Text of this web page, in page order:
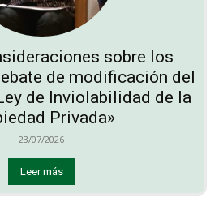
sobre los
de modificación del
de Inviolabilidad de la
Privada»
23/07/2026
Leer más